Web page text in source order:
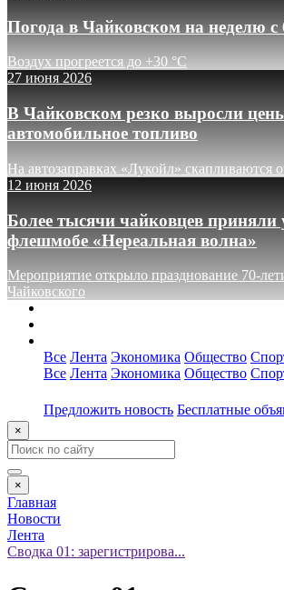
Погода в Чайковском на неделю
Воздух прогреется до +30 °C
27 июня 2026
В Чайковском резко выросли
автомобильное топливо
На автозаправках «Лукойл» скапливаются
12 июня 2026
Более тысячи чайковцев приняли
флешмобе «Нереальная волна»
Мероприятие открыло празднование 70-
Чайковского
Все Лента Экономика Общество
Все Лента Экономика Общество
Предложить новость Бесплатные
×
×
Главная
Новости
Лента
Сводка 01: зарегистрирова...